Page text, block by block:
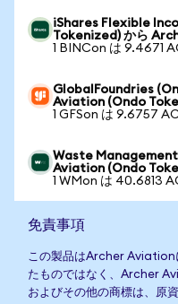
iShares Flexible
Tokenized) から
1 BINCon は 9.4671
GlobalFoundries
Aviation (Ondo
1 GFSon は 9.6757
Waste
Aviation (Ondo
1 WMon は 40.6813
免責事項
この製品はArcher Aviation
たものではなく、Archer
およびその他の商標は、原